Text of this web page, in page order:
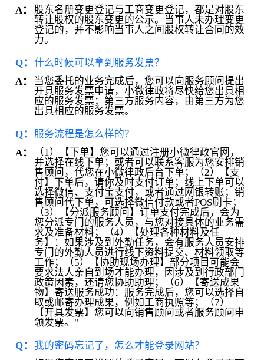
A：
股东名册变更登记与工商变更登记，都是对股东
转让股权的股东变更的公示。当事人未办理变更
登记的，并不影响当事人之间股权转让合同的效
力。
Q： 什么时候可以拿到服务发票？
A：
当您委托的业务完成后，您可以向服务顾问提出
开具服务发票申请，小微律政将尽快给您出具相
应的服务发票；第三方服务内容，由第三方为您
出具相应的服务发票。
Q：
服务流程是怎么样的？
A：
（1）【下单】您可以通过注册小微律政官网，
并选择在线下单；或者可以联系客服为您安排销
售顾问，代您在小微律政后台下单；（2）【支
付】下单后，请你及时支付订单；线上下单可以
选择微信、支付宝支付，或者通过网银转账；销
售顾问代下单，可选择微信付款或者POS刷卡；
（3）【分派服务顾问】订单支付完成后，会为
您分派专门的服务人员，与您对接具体的业务需
求及准备材料；（4）【处理各种材料及任
务】：如果涉及到外勤任务，会有服务人员安排
专门的外勤人员进行线下资料提交、材料领取等
工作；（5）【协助现场办理】部分项目可能会
要求法人亲自到场才能办理，因涉及到行政部门
政策因素，还请您协助助理；（6）【寄送成果
物】寄送服务成功：服务完成后，您可以选择自
取或邮寄办理成果，例如工商执照等；（7）
【开具发票】您可以向销售顾问或者服务顾问申
领发票。"
Q： 我的密码忘记了，怎么才能登录网站？